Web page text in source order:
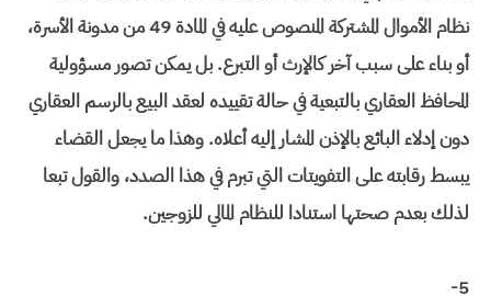
نظام الأموال المشتركة المنصوص عليه في المادة 49 من مدونة الأسرة،
أو بناء على سبب آخر كالإرث أو التبرع. بل يمكن تصور مسؤولية
المحافظ العقاري بالتبعية في حالة تقييده لعقد البيع بالرسم العقاري
دون إدلاء البائع بالإذن المشار إليه أعلاه. وهذا ما يجعل القضاء
يبسط رقابته على التفويتات التي تبرم في هذا الصدد، والقول تبعا
لذلك بعدم صحتها استنادا للنظام المالي للزوجين.
5-